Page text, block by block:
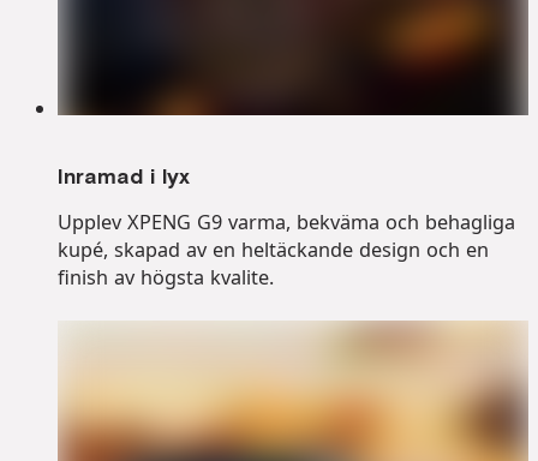
Inramad i lyx
Upplev XPENG G9 varma, bekväma och behagliga
kupé, skapad av en heltäckande design och en
finish av högsta kvalite.